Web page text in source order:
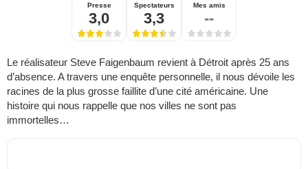
Presse
3,0
Spectateurs
3,3
Mes amis
--
Le réalisateur Steve Faigenbaum revient à Détroit après 25 ans
d’absence. A travers une enquête personnelle, il nous dévoile les
racines de la plus grosse faillite d’une cité américaine. Une
histoire qui nous rappelle que nos villes ne sont pas
immortelles…